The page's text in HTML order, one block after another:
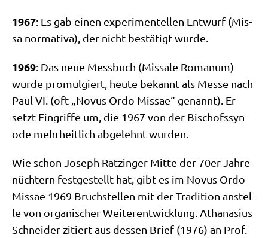
1967: Es gab einen expe­ri­men­tel­len Ent­wurf (Mis­
sa nor­ma­ti­va), der nicht bestä­tigt wurde.
1969: Das neue Mess­buch (Mis­sa­le Roma­num)
wur­de pro­mul­giert, heu­te bekannt als Mes­se nach
Paul VI. (oft „Novus Ordo Mis­sae“ genannt). Er
setzt Ein­grif­fe um, die 1967 von der Bischofs­syn­
ode mehr­heit­lich abge­lehnt wurden.
Wie schon Joseph Ratz­in­ger Mit­te der 70er Jah­re
nüch­tern fest­ge­stellt hat, gibt es im Novus Ordo
Mis­sae 1969 Bruch­stel­len mit der Tra­di­ti­on anstel­
le von orga­ni­scher Wei­ter­ent­wick­lung. Atha­na­si­us
Schnei­der zitiert aus des­sen Brief (1976) an Prof.